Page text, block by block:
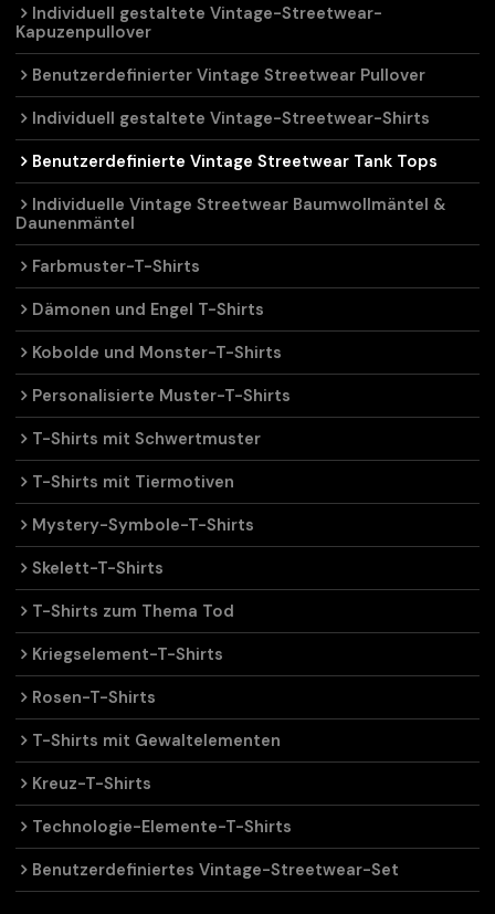
Individuell gestaltete Vintage-Streetwear-
Kapuzenpullover
Benutzerdefinierter Vintage Streetwear Pullover
Individuell gestaltete Vintage-Streetwear-Shirts
Benutzerdefinierte Vintage Streetwear Tank Tops
Individuelle Vintage Streetwear Baumwollmäntel &
Daunenmäntel
Farbmuster-T-Shirts
Dämonen und Engel T-Shirts
Kobolde und Monster-T-Shirts
Personalisierte Muster-T-Shirts
T-Shirts mit Schwertmuster
T-Shirts mit Tiermotiven
Mystery-Symbole-T-Shirts
Skelett-T-Shirts
T-Shirts zum Thema Tod
Kriegselement-T-Shirts
Rosen-T-Shirts
T-Shirts mit Gewaltelementen
Kreuz-T-Shirts
Technologie-Elemente-T-Shirts
Benutzerdefiniertes Vintage-Streetwear-Set